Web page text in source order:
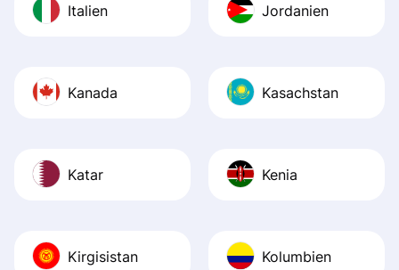
Italien Jordanien
Kanada Kasachstan
Katar Kenia
Kirgisistan Kolumbien